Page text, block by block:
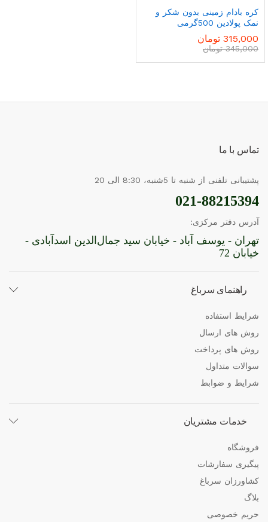
کره بادام زمینی بدون شکر و
نمک پولادین 500گرمی
315,000 تومان
345,000 تومان
تماس با ما
پشتیبانی تلفنی از شنبه تا 5شنبه، 8:30 الی 20
021-88215394
آدرس دفتر مرکزی:
تهران - یوسف آباد - خیابان سید جمال‌الدین اسدآبادی -
خیابان 72
راهنمای سرباغ
شرایط استفاده
روش های ارسال
روش های پرداخت
سوالات متداول
شرایط و ضوابط
خدمات مشتریان
فروشگاه
پیگیری سفارشات
کشاورزان سرباغ
بلاگ
حریم خصوصی